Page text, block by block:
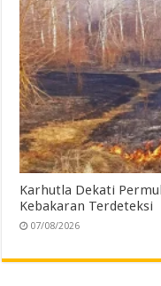
Karhutla Dekati
Kebakaran Terdeteksi
07/08/2026